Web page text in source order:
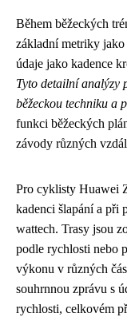
Během běžeckých
základní metriky jako
údaje jako kadence
Tyto detailní analýzy
běžeckou techniku a
funkci běžeckých
závody různých
Pro cyklisty Huawei
kadenci šlapání a při
wattech. Trasy jsou
podle rychlosti nebo
výkonu v různých
souhrnnou zprávu s
rychlosti, celkovém